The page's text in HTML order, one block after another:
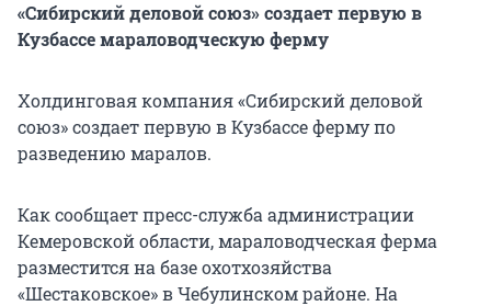
«Сибирский деловой союз» создает первую в
Кузбассе мараловодческую ферму
Холдинговая компания «Сибирский деловой
союз» создает первую в Кузбассе ферму по
разведению маралов.
Как сообщает пресс-служба администрации
Кемеровской области, мараловодческая ферма
разместится на базе охотхозяйства
«Шестаковское» в Чебулинском районе. На